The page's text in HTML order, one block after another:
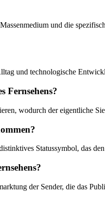
und die
und technologische
Fernsehens?
wodurch der eigentliche
Statussymbol, das
der Sender, die das